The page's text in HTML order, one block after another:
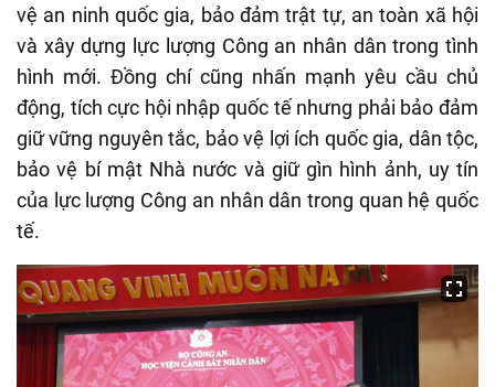
vệ an ninh quốc gia, bảo đảm trật tự, an toàn xã hội
và xây dựng lực lượng Công an nhân dân trong tình
hình mới. Đồng chí cũng nhấn mạnh yêu cầu chủ
động, tích cực hội nhập quốc tế nhưng phải bảo đảm
giữ vững nguyên tắc, bảo vệ lợi ích quốc gia, dân tộc,
bảo vệ bí mật Nhà nước và giữ gìn hình ảnh, uy tín
của lực lượng Công an nhân dân trong quan hệ quốc
tế.